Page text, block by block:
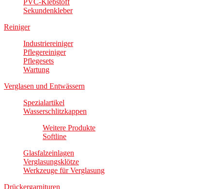
PVC-Klebstoff
Sekundenkleber
Reiniger
Industriereiniger
Pflegereiniger
Pflegesets
Wartung
Verglasen und Entwässern
Spezialartikel
Wasserschlitzkappen
Weitere Produkte
Softline
Glasfalzeinlagen
Verglasungsklötze
Werkzeuge für Verglasung
Drückergarnituren